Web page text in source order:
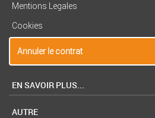
Mentions Legales
Cookies
Annuler le contrat
EN SAVOIR PLUS...
AUTRE